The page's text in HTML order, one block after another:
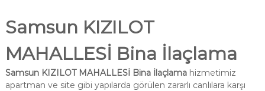
Samsun KIZILOT
MAHALLESİ Bina İlaçlama
Samsun KIZILOT MAHALLESİ Bina İlaçlamahizmetimiz
apartman ve site gibi yapılarda görülen zararlı canlılara karşı